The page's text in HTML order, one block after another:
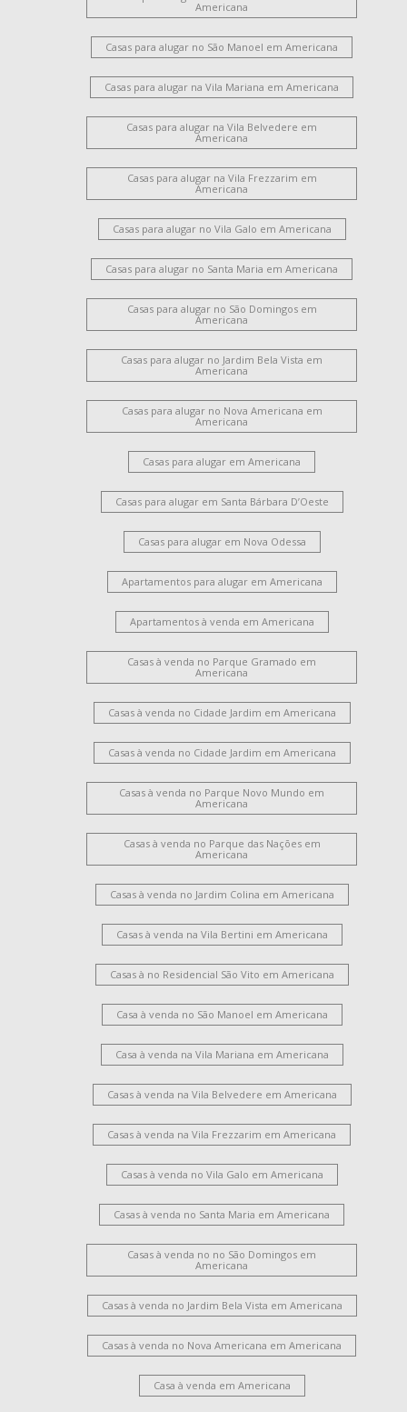
Americana
Casas para alugar no São Manoel em Americana
Casas para alugar na Vila Mariana em Americana
Casas para alugar na Vila Belvedere em
Americana
Casas para alugar na Vila Frezzarim em
Americana
Casas para alugar no Vila Galo em Americana
Casas para alugar no Santa Maria em Americana
Casas para alugar no São Domingos em
Americana
Casas para alugar no Jardim Bela Vista em
Americana
Casas para alugar no Nova Americana em
Americana
Casas para alugar em Americana
Casas para alugar em Santa Bárbara D’Oeste
Casas para alugar em Nova Odessa
Apartamentos para alugar em Americana
Apartamentos à venda em Americana
Casas à venda no Parque Gramado em
Americana
Casas à venda no Cidade Jardim em Americana
Casas à venda no Cidade Jardim em Americana
Casas à venda no Parque Novo Mundo em
Americana
Casas à venda no Parque das Nações em
Americana
Casas à venda no Jardim Colina em Americana
Casas à venda na Vila Bertini em Americana
Casas à no Residencial São Vito em Americana
Casa à venda no São Manoel em Americana
Casa à venda na Vila Mariana em Americana
Casas à venda na Vila Belvedere em Americana
Casas à venda na Vila Frezzarim em Americana
Casas à venda no Vila Galo em Americana
Casas à venda no Santa Maria em Americana
Casas à venda no no São Domingos em
Americana
Casas à venda no Jardim Bela Vista em Americana
Casas à venda no Nova Americana em Americana
Casa à venda em Americana